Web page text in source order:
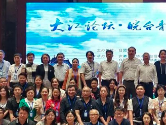
大雨阴霾下，风保系友会
6月27日(六)举办的一日
奇迎来超幸运好天气。大 ...
香港校友会前会
杜天宝学长一家，
(四)返校拜访校友